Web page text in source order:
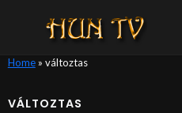
Home» változtas
VÁLTOZTAS